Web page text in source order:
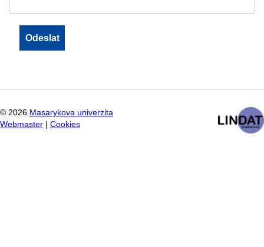
© 2026 Masarykova univerzita
Webmaster
Cookies